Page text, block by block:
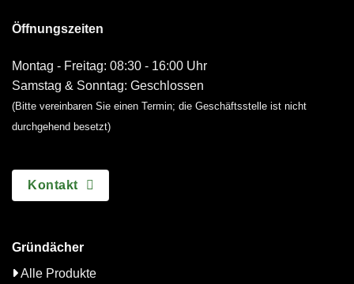
Öffnungszeiten
Montag - Freitag: 08:30 - 16:00 Uhr
Samstag & Sonntag: Geschlossen
(Bitte vereinbaren Sie einen Termin; die Geschäftsstelle ist nicht
durchgehend besetzt)
Kontakt
Gründächer
Alle Produkte